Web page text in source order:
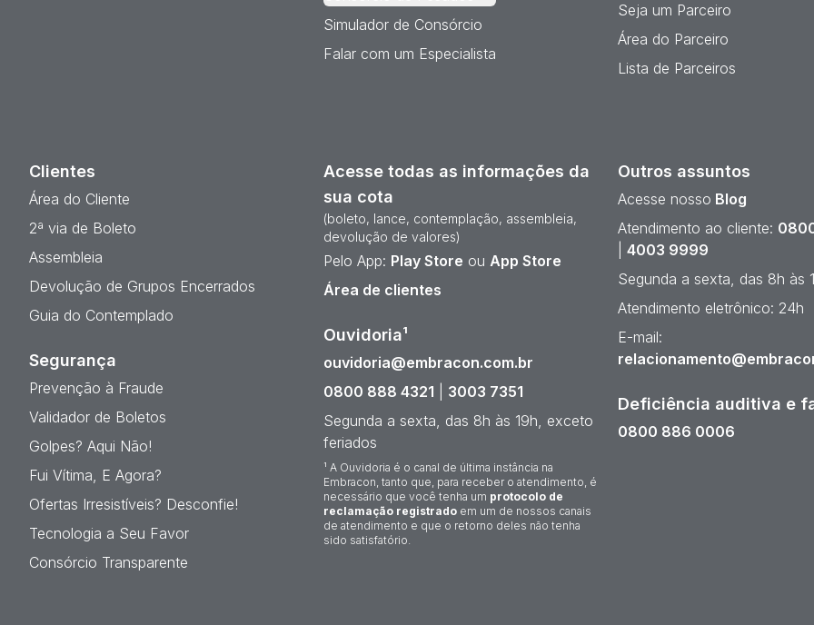
Simulador de Consórcio
Falar com um Especialista
Seja um Parceiro
Área do Parceiro
Lista de Parceiros
Clientes
Área do Cliente
2ª via de Boleto
Assembleia
Devolução de Grupos Encerrados
Guia do Contemplado
Segurança
Prevenção à Fraude
Validador de Boletos
Golpes? Aqui Não!
Fui Vítima, E Agora?
Ofertas Irresistíveis? Desconfie!
Tecnologia a Seu Favor
Consórcio Transparente
Acesse todas as informações da
sua cota
(boleto, lance, contemplação, assembleia,
devolução de valores)
Pelo App: Play Store ou App Store
Área de clientes
Ouvidoria¹
ouvidoria@embracon.com.br
0800 888 4321
3003 7351
Segunda a sexta, das 8h às 19h, exceto
feriados
¹ A Ouvidoria é o canal de última instância na
Embracon, tanto que, para receber o atendimento, é
necessário que você tenha um protocolo de
reclamação registrado em um de nossos canais
de atendimento e que o retorno deles não tenha
sido satisfatório.
Outros assuntos
Acesse nosso Blog
Atendimento ao cliente:
4003 9999
Segunda a sexta, das 8h às
Atendimento eletrônico: 24h
E-mail:
Deficiência auditiva e
0800 886 0006